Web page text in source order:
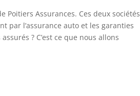
Assurances. Ces deux sociétés
par l’assurance auto et les garanties
? C’est ce que nous allons